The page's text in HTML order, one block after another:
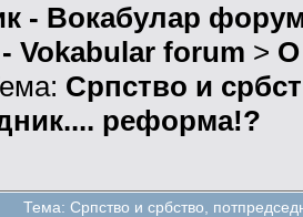
- Вокабулар
Vokabular forum > О
Српство и
реформа!?
Тема: Српство и србство,